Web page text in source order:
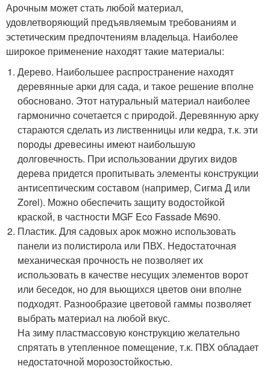
Арочным может стать любой материал,
удовлетворяющий предъявляемым требованиям и
эстетическим предпочтениям владельца. Наиболее
широкое применение находят такие материалы:
Дерево. Наибольшее распространение находят
деревянные арки для сада, и такое решение вполне
обосновано. Этот натуральный материал наиболее
гармонично сочетается с природой. Деревянную арку
стараются сделать из лиственницы или кедра, т.к. эти
породы древесины имеют наибольшую
долговечность. При использовании других видов
дерева придется пропитывать элементы конструкции
антисептическим составом (например, Сигма Д или
Zorel). Можно обеспечить защиту водостойкой
краской, в частности MGF Eco Fassade M690.
Пластик. Для садовых арок можно использовать
панели из полистирола или ПВХ. Недостаточная
механическая прочность не позволяет их
использовать в качестве несущих элементов ворот
или беседок, но для вьющихся цветов они вполне
подходят. Разнообразие цветовой гаммы позволяет
выбрать материал на любой вкус.
На зиму пластмассовую конструкцию желательно
спрятать в утепленное помещение, т.к. ПВХ обладает
недостаточной морозостойкостью.